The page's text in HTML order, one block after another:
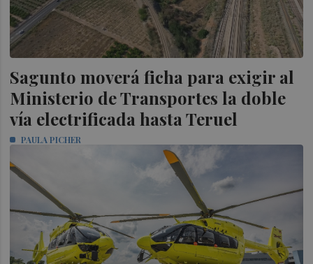
Sagunto moverá ficha para exigir al
Ministerio de Transportes la doble
vía electrificada hasta Teruel
PAULA PICHER